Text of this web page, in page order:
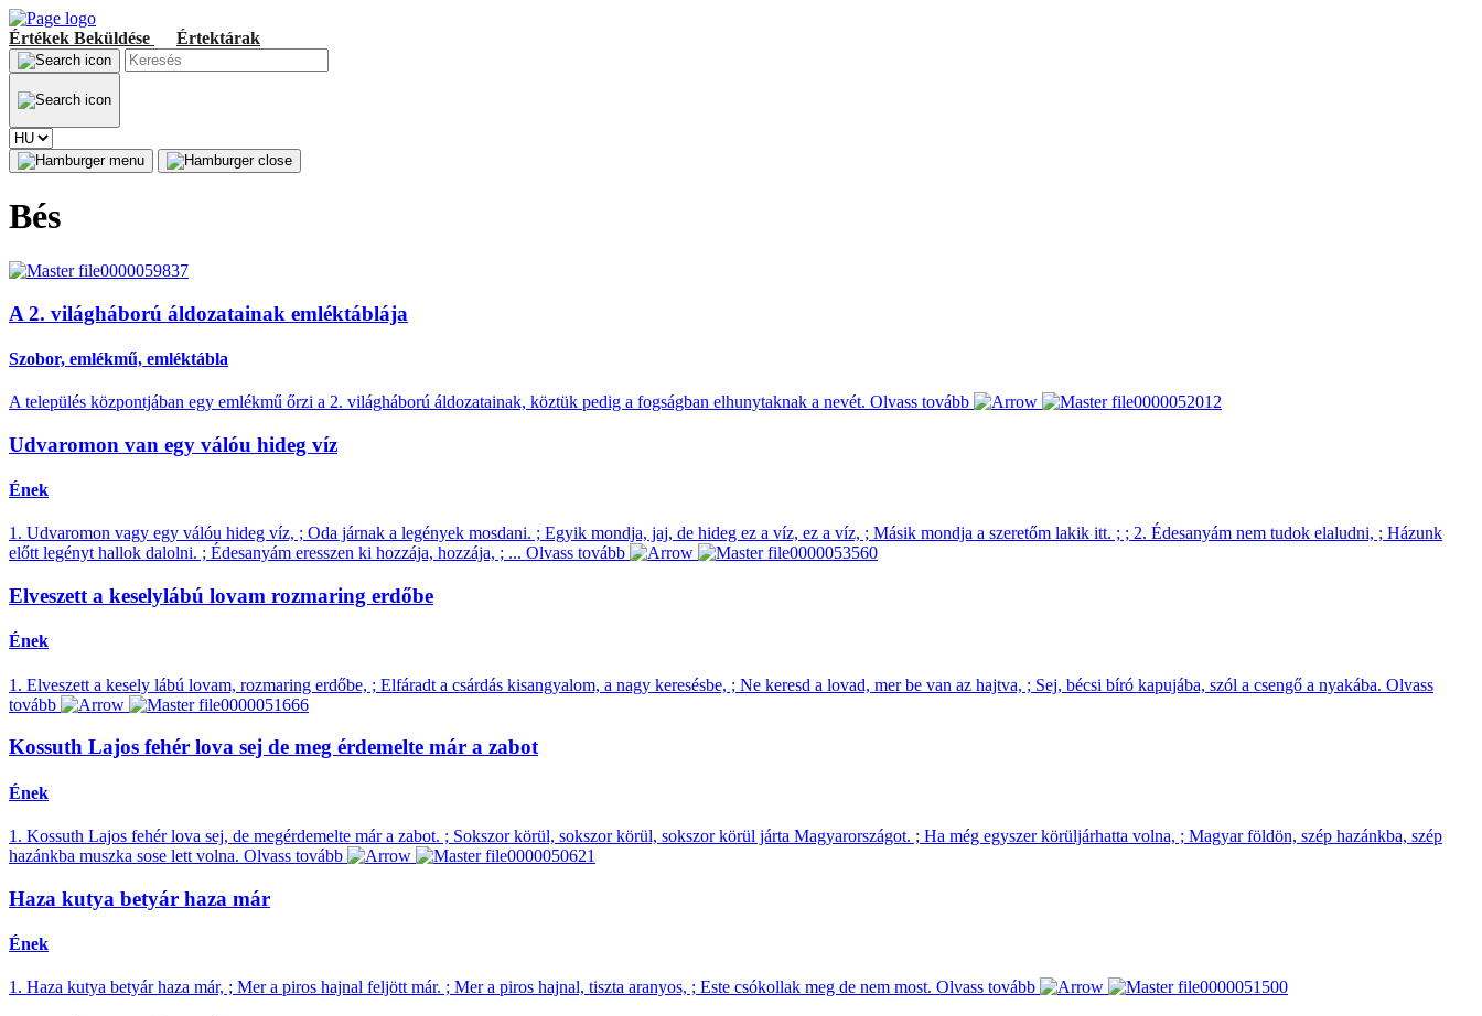
Értékek Beküldése Értektárak
Bés
A 2. világháború áldozatainak emléktáblája
Szobor, emlékmű, emléktábla
A település központjában egy emlékmű őrzi a 2. világháború áldozatainak, köztük pedig a fogságban elhunytaknak a nevét. Olvass tovább
Udvaromon van egy válóu hideg víz
Ének
1. Udvaromon vagy egy válóu hideg víz, ; Oda járnak a legények mosdani. ; Egyik mondja, jaj, de hideg ez a víz, ez a víz, ; Másik mondja a szeretőm lakik itt. ; ; 2. Édesanyám nem tudok elaludni, ; Házunk
előtt legényt hallok dalolni. ; Édesanyám eresszen ki hozzája, hozzája, ; ... Olvass tovább
Elveszett a keselylábú lovam rozmaring erdőbe
Ének
1. Elveszett a kesely lábú lovam, rozmaring erdőbe, ; Elfáradt a csárdás kisangyalom, a nagy keresésbe, ; Ne keresd a lovad, mer be van az hajtva, ; Sej, bécsi bíró kapujába, szól a csengő a nyakába. Olvass
tovább
Kossuth Lajos fehér lova sej de meg érdemelte már a zabot
Ének
1. Kossuth Lajos fehér lova sej, de megérdemelte már a zabot. ; Sokszor körül, sokszor körül, sokszor körül járta Magyarországot. ; Ha még egyszer körüljárhatta volna, ; Magyar földön, szép hazánkba, szép
hazánkba muszka sose lett volna. Olvass tovább
Haza kutya betyár haza már
Ének
1. Haza kutya betyár haza már, ; Mer a piros hajnal feljött már. ; Mer a piros hajnal, tiszta aranyos, ; Este csókollak meg de nem most. Olvass tovább